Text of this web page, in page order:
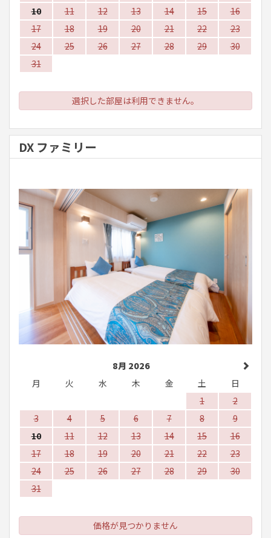
10
11 12 13 14 15
16
17
18 19 20 21 22
23
24
25 26 27 28 29
30
31
選択した部屋は利用できません。
DX ファミリー
8月 2026
月
火 水 木 金 土
日
1
2
3
4 5 6 7 8
9
10
11 12 13 14 15
16
17
18 19 20 21 22
23
24
25 26 27 28 29
30
31
価格が見つかりません